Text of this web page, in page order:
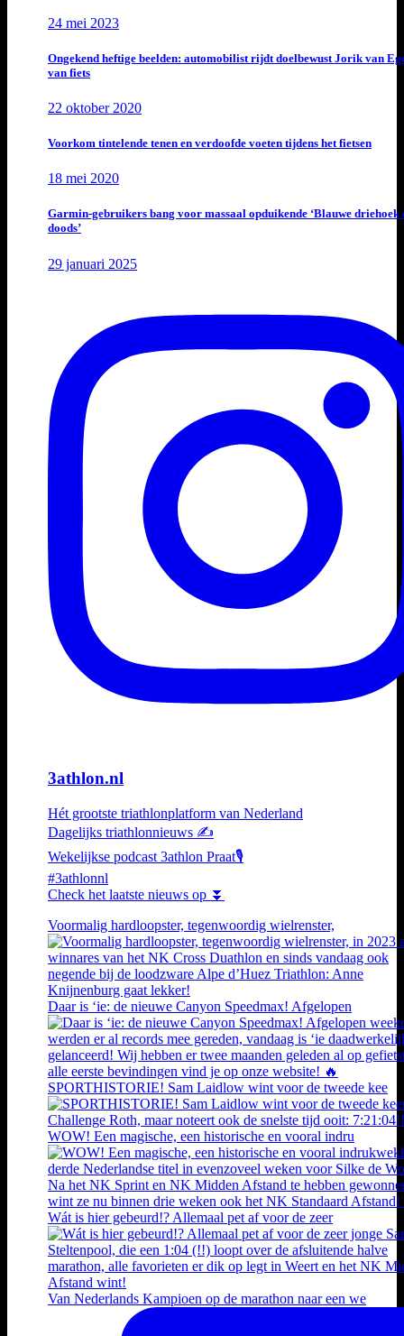
24 mei 2023
Ongekend heftige beelden: automobilist rijdt doelbewust Jorik van
van fiets
22 oktober 2020
Voorkom tintelende tenen en verdoofde voeten tijdens het fietsen
18 mei 2020
Garmin-gebruikers bang voor massaal opduikende ‘Blauwe driehoek
doods’
29 januari 2025
3athlon.nl
Hét grootste triathlonplatform van Nederland
Dagelijks triathlonnieuws ✍️
Wekelijkse podcast 3athlon Praat🎙️
#3athlonnl
Check het laatste nieuws op ⏬
Voormalig hardloopster, tegenwoordig wielrenster,
Daar is ‘ie: de nieuwe Canyon Speedmax! Afgelopen
SPORTHISTORIE! Sam Laidlow wint voor de tweede kee
WOW! Een magische, een historische en vooral indru
Wát is hier gebeurd!? Allemaal pet af voor de zeer
Van Nederlands Kampioen op de marathon naar een we